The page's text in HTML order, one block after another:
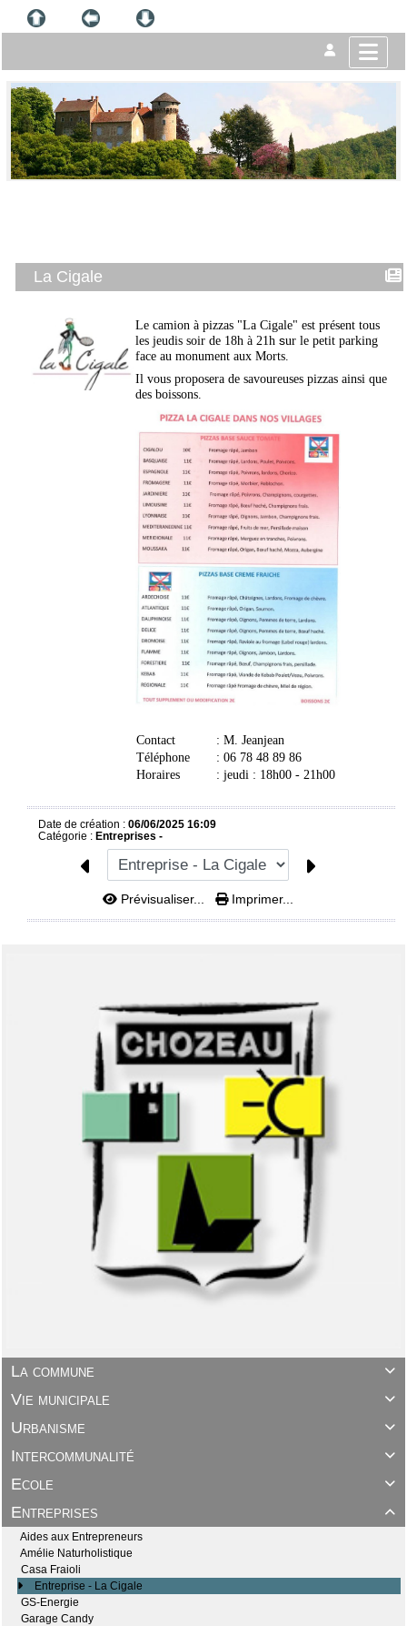

La commune

Vie municipale

Urbanisme

Intercommunalité

Ecole

Entreprises
Aides aux Entrepreneurs
Amélie Naturholistique
Casa Fraioli
Entreprise - La Cigale
GS-Energie
Garage Candy
La Cigale
Le camion à pizzas "La Cigale" est présent tous
les jeudis soir de 18h à 21h sur le petit parking
face au monument aux Morts.
Il vous proposera de savoureuses pizzas ainsi que
des boissons.
Contact
: M. Jeanjean
Téléphone
: 06 78 48 89 86
Horaires
: jeudi : 18h00 - 21h00
Date de création : 06/06/2025 16:09
Catégorie : Entreprises -
Prévisualiser... Imprimer...